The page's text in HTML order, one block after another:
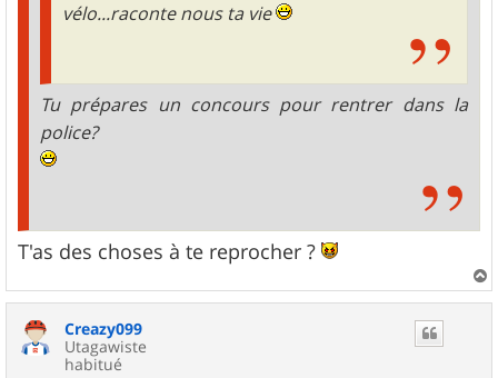
vélo...raconte nous ta vie
Tu prépares un concours pour rentrer dans la
police?
T'as des choses à te reprocher ?
a
Creazy099
Utagawiste
habitué